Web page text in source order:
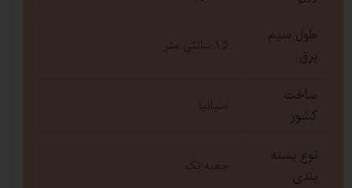
طول سیم
برق
۱.۵ سانتی متر
ساخت
کشور
اسپانیا
نوع بسته
بندی
جعبه تک